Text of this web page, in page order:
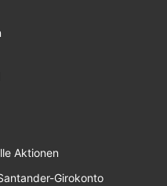
Aktionen
Girokonto